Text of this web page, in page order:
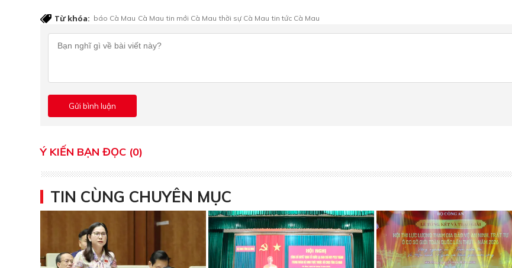
Từ khóa: báo Cà Mau Cà Mau tin mới Cà Mau thời sự Cà Mau tin tức Cà Mau
Ý KIẾN BẠN ĐỌC (0)
TIN CÙNG CHUYÊN MỤC